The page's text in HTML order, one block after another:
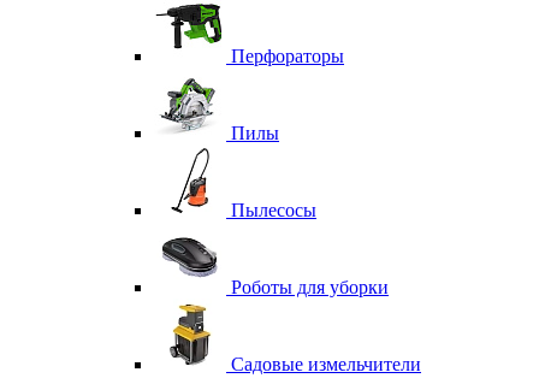
Перфораторы
Пилы
Пылесосы
Роботы для уборки
Садовые измельчители